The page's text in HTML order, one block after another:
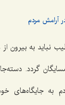
نباید به بیرون
گردد.
به جایگاه‌های